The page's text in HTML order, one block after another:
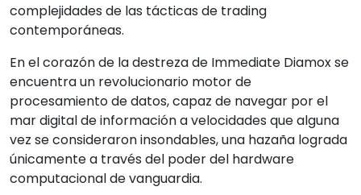
complejidades de las tácticas de trading
contemporáneas.
En el corazón de la destreza de Immediate Diamox se
encuentra un revolucionario motor de
procesamiento de datos, capaz de navegar por el
mar digital de información a velocidades que alguna
vez se consideraron insondables, una hazaña lograda
únicamente a través del poder del hardware
computacional de vanguardia.